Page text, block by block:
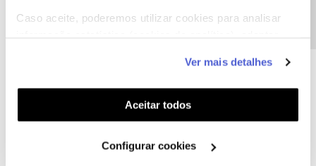
Caso aceite, poderemos utilizar cookies para analisar
funcionalidades (cookies de personalização e
funcionalidade) e adaptar anúncios aos seus interesses
(cookies de publicidade personalizada). Pode gerir a
utilização dos cookies clicando em "Configurar
Ver mais detalhes
Aceitar todos
Configurar cookies Forum|Forum|1 year ago